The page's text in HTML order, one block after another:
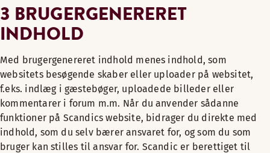
3 BRUGERGENERERET
INDHOLD
Med brugergenereret indhold menes indhold, som
websitets besøgende skaber eller uploader på websitet,
f.eks. indlæg i gæstebøger, uploadede billeder eller
kommentarer i forum m.m. Når du anvender sådanne
funktioner på Scandics website, bidrager du direkte med
indhold, som du selv bærer ansvaret for, og som du som
bruger kan stilles til ansvar for. Scandic er berettiget til